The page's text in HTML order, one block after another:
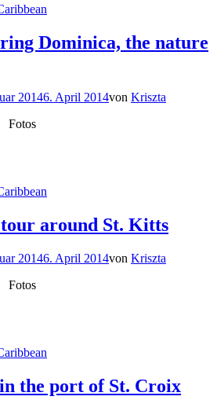
Dominica, the nature
20146. April 2014von Kriszta
Fotos
tour around St. Kitts
20146. April 2014von Kriszta
Fotos
the port of St. Croix